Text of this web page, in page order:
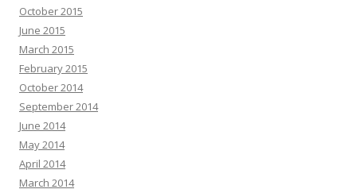
October 2015
June 2015
March 2015
February 2015
October 2014
September 2014
June 2014
May 2014
April 2014
March 2014